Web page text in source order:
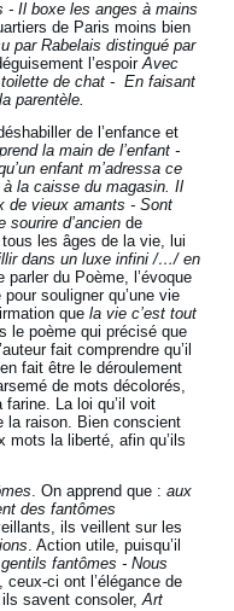
- Il boxe les anges à mains
de Paris moins bien
par Rabelais distingué par
l’espoirAvec
de chat - En faisant
parentèle.
de l’enfance et
la main de l’enfant -
enfant m’adressa ce
la caisse du magasin. Il
de vieux amants - Sont
sourire d’ancien de
tous les âges de la vie, lui
dans un luxe infini /…/ en
parler du Poème, l’évoque
souligner qu’une vie
quela vie c’est tout
le poème qui précisé que
fait comprendre qu’il
fait être le déroulement
de mots décolorés,
La loi qu’il voit
la raison. Bien conscient
mots la liberté, afin qu’ils
. On apprend que :aux
des fantômes
ils veillent sur les
. Action utile, puisqu’il
fantômes - Nous
ceux-ci ont l’élégance de
ils savent consoler,Art